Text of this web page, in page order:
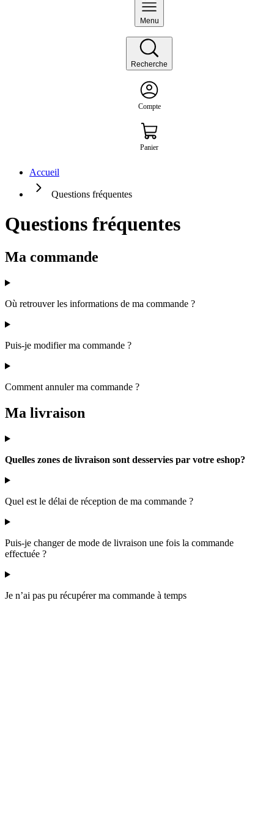
Menu
Recherche
Compte
Panier
Accueil
Questions fréquentes
Questions fréquentes
Ma commande
Où retrouver les informations de ma commande ?
Puis-je modifier ma commande ?
Comment annuler ma commande ?
Ma livraison
Quelles zones de livraison sont desservies par votre eshop?
Quel est le délai de réception de ma commande ?
Puis-je changer de mode de livraison une fois la commande
effectuée ?
Je n’ai pas pu récupérer ma commande à temps